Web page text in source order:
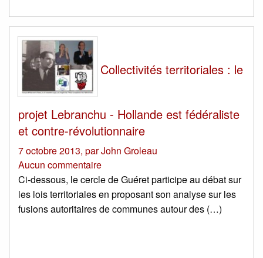
Collectivités territoriales : le
projet Lebranchu - Hollande est fédéraliste
et contre-révolutionnaire
7 octobre 2013, parJohn Groleau
Aucun commentaire
Ci-dessous, le cercle de Guéret participe au débat sur
les lois territoriales en proposant son analyse sur les
fusions autoritaires de communes autour des (…)